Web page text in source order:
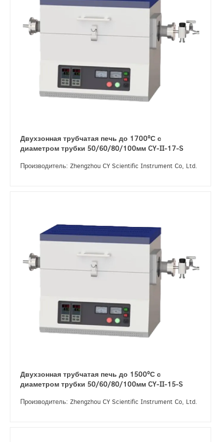
Двухзонная трубчатая печь до 1700ºС с
диаметром трубки 50/60/80/100мм CY-II-17-S
Производитель: Zhengzhou CY Scientific Instrument Co, Ltd.
Двухзонная трубчатая печь до 1500ºС с
диаметром трубки 50/60/80/100мм CY-II-15-S
Производитель: Zhengzhou CY Scientific Instrument Co, Ltd.